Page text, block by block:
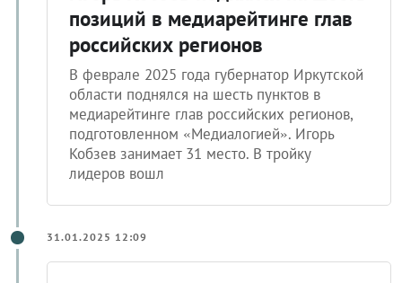
позиций в медиарейтинге глав
российских регионов
В феврале 2025 года губернатор Иркутской
области поднялся на шесть пунктов в
медиарейтинге глав российских регионов,
подготовленном «Медиалогией». Игорь
Кобзев занимает 31 место. В тройку
лидеров вошл
31.01.2025 12:09